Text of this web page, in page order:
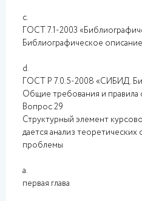
c.
ГОСТ 7.1-2003
Библиографическое
d.
ГОСТ Р 7.0.5-2008 «СИБИД.
Общие требования и правила
Вопрос 29
Структурный элемент
дается анализ
проблемы
a.
первая глава